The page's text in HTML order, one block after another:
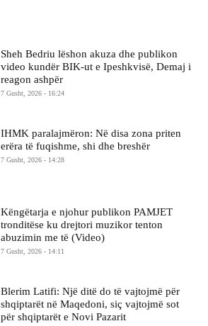
Sheh Bedriu lëshon akuza dhe publikon
video kundër BIK-ut e Ipeshkvisë, Demaj i
reagon ashpër
7 Gusht, 2026 - 16:24
IHMK paralajmëron: Në disa zona priten
erëra të fuqishme, shi dhe breshër
7 Gusht, 2026 - 14:28
Këngëtarja e njohur publikon PAMJET
tronditëse ku drejtori muzikor tenton
abuzimin me të (Video)
7 Gusht, 2026 - 14:11
Blerim Latifi: Një ditë do të vajtojmë për
shqiptarët në Maqedoni, siç vajtojmë sot
për shqiptarët e Novi Pazarit